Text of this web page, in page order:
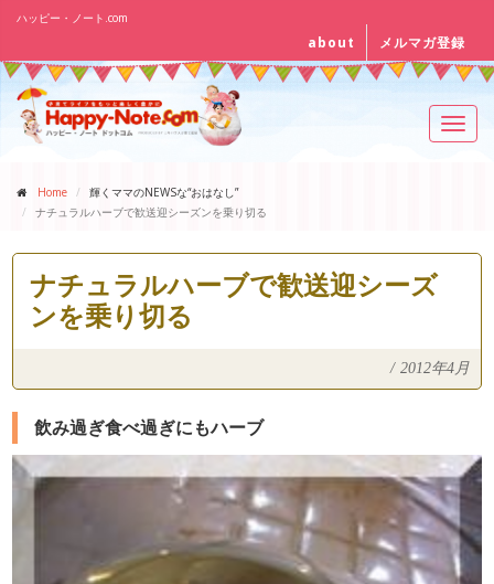
ハッピー・ノート.com
about メルマガ登録
Home
輝くママのNEWSな“おはなし”
ナチュラルハーブで歓送迎シーズンを乗り切る
ナチュラルハーブで歓送迎シーズ
ンを乗り切る
/ 2012年4月
飲み過ぎ食べ過ぎにもハーブ